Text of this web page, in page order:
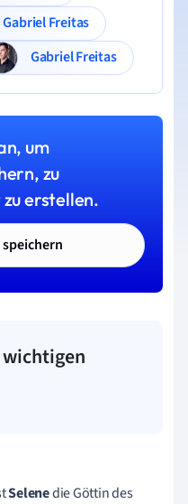
Gabriel Freitas
Gabriel Freitas
um
zu
erstellen.
Selenedie Göttin des